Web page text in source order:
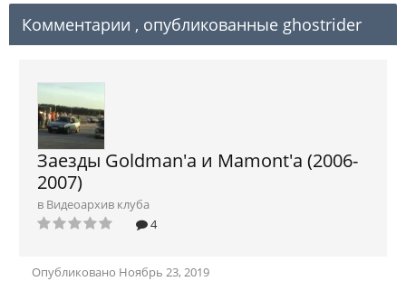
Комментарии , опубликованные ghostrider
Заезды Goldman'a и Mamont'a (2006-
2007)
в Видеоархив клуба
4
Опубликовано Ноябрь 23, 2019